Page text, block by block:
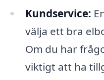
Kundservice:
välja ett bra
Om du har
viktigt att ha